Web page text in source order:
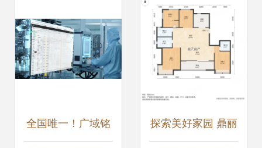
全国唯一！广域铭 探索美好家园 鼎丽